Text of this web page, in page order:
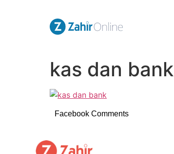
kas dan bank
Facebook Comments